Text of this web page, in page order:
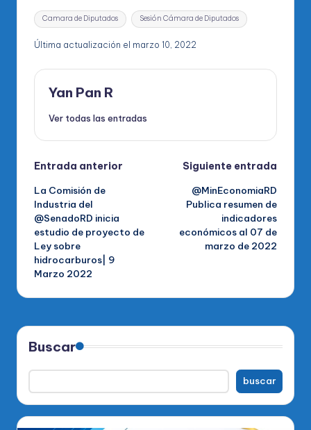
Etiquetas:
Camara de Diputados Sesión Cámara de Diputados
Última actualización el marzo 10, 2022
Yan Pan R
Ver todas las entradas
Navegación
de
entradas
Entrada anterior
La Comisión de
Industria del
@SenadoRD inicia
estudio de proyecto de
Ley sobre
hidrocarburos| 9
Marzo 2022
Siguiente entrada
@MinEconomiaRD
Publica resumen de
indicadores
económicos al 07 de
marzo de 2022
Buscar
buscar